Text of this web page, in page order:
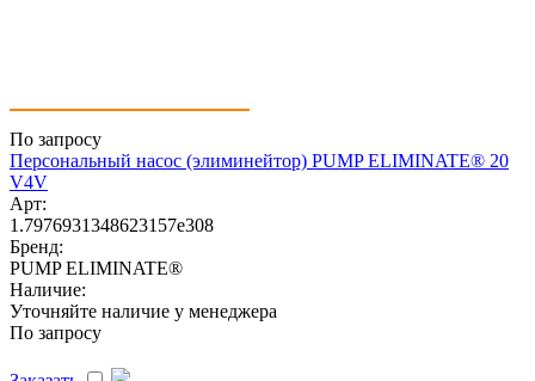
По запросу
Персональный насос (элиминейтор) PUMP ELIMINATE® 20
V4V
Арт:
1.7976931348623157e308
Бренд:
PUMP ELIMINATE®
Наличие:
Уточняйте наличие у менеджера
По запросу